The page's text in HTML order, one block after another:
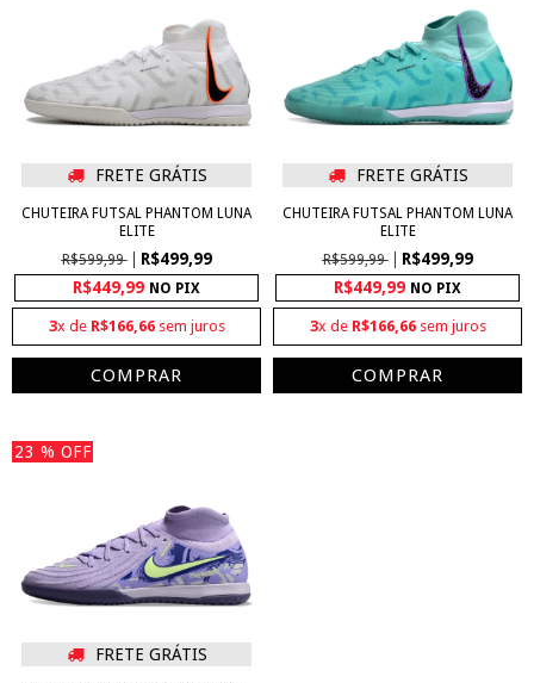
FRETE GRÁTIS
CHUTEIRA FUTSAL PHANTOM LUNA
ELITE
R$599,99
R$499,99
R$449,99 NO PIX
3x de R$166,66sem juros
COMPRAR
FRETE GRÁTIS
CHUTEIRA FUTSAL PHANTOM LUNA
ELITE
R$599,99
R$499,99
R$449,99 NO PIX
3x de R$166,66sem juros
COMPRAR
23 % OFF
FRETE GRÁTIS